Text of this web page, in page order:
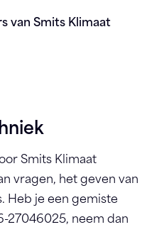
van Smits Klimaat
Smits Klimaat
vragen, het geven van
Heb je een gemiste
27046025, neem dan